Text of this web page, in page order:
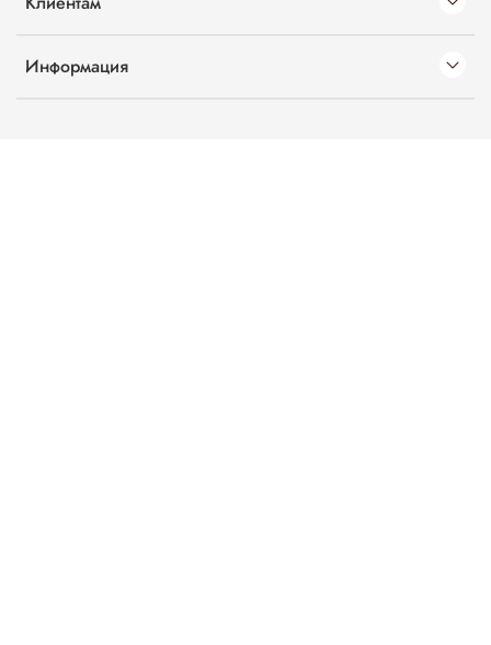
Информация